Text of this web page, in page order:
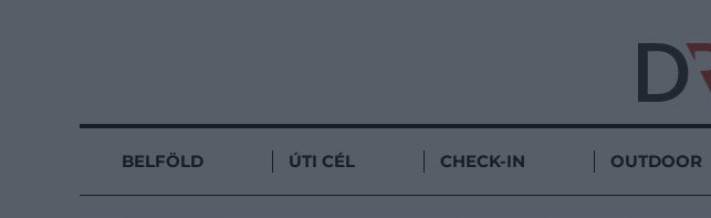
BELFÖLD ÚTI CÉL CHECK-IN OUTDOOR